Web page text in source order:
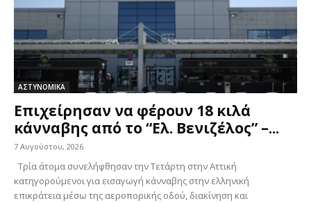
ΑΣΤΥΝΟΜΙΚΑ
Επιχείρησαν να φέρουν 18 κιλά
κάνναβης από το “Ελ. Βενιζέλος” –...
7 Αυγούστου, 2026
Τρία άτομα συνελήφθησαν την Τετάρτη στην Αττική
κατηγορούμενοι για εισαγωγή κάνναβης στην ελληνική
επικράτεια μέσω της αεροπορικής οδού, διακίνηση και